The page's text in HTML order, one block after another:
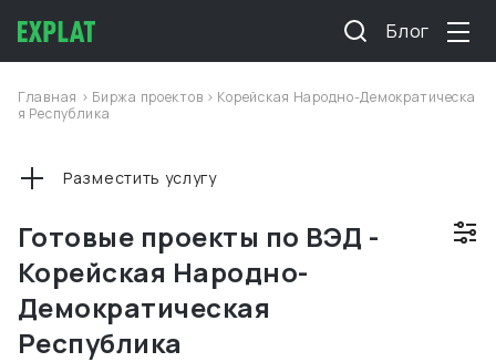
Блог
Главная > Биржа проектов > Корейская Народно-Демократическа
я Республика
Готовые проекты по ВЭД -
Корейская Народно-
Демократическая
Республика
Разместить услугу